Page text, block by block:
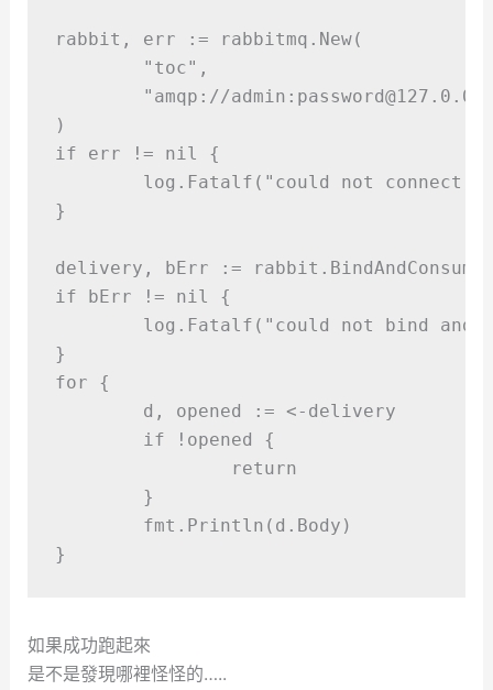
rabbit , err := rabbitmq . New(
" toc" ,
" amqp://
)
if err != nil
{
	log
. Fatalf ( " could not connect
}
delivery , bErr := rabbit . BindAndConsume
if bErr != nil
{
	log
. Fatalf ( " could not bind and
}
for
{
	d
, opened := <- delivery
if
! opened {
return
}
	fmt
. Println ( d . Body )
}
如果成功跑起來
是不是發現哪裡怪怪的…..